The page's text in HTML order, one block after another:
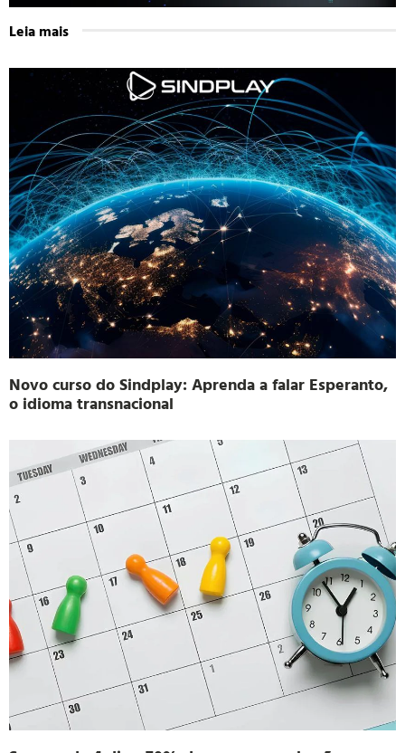
Leia mais
Novo curso do Sindplay: Aprenda a falar Esperanto,
o idioma transnacional